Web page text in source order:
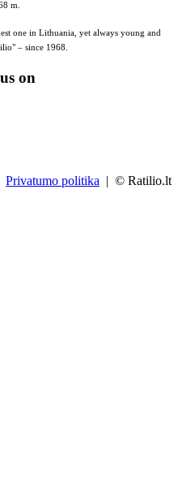
m.
one in Lithuania, yet always young and
– since 1968.
on
Privatumo politika | © Ratilio.lt